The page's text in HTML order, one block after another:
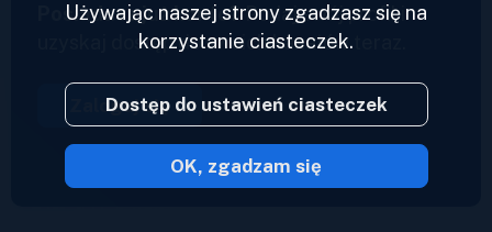
Posiadasz już konto?Podaj swój profil i
uzyskaj dostęp do swoich kanałów teraz.
Zaloguj się
2023 © Inoreader
Używając naszej strony zgadzasz się na
korzystanie ciasteczek.
Dostęp do ustawień ciasteczek
OK, zgadzam się